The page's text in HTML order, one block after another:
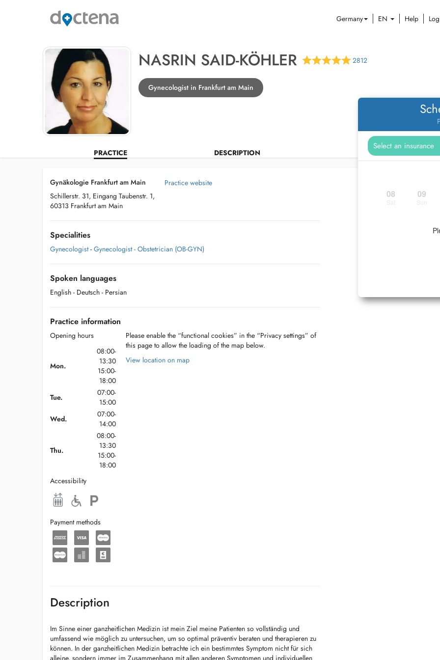
Germany EN Help
NASRIN SAID-KÖHLER 2812
Gynecologist in Frankfurt am Main
PRACTICE DESCRIPTION
08 09
Gynäkologie Frankfurt am Main
Schillerstr. 31, Eingang Taubenstr. 1,
60313 Frankfurt am Main
Practice website
Specialities
Gynecologist - Gynecologist - Obstetrician (OB-GYN)
Spoken languages
English - Deutsch - Persian
Practice information
Opening hours
Mon.
08:00-
13:30
15:00-
18:00
Tue.
07:00-
15:00
Wed.
07:00-
14:00
Thu.
08:00-
13:30
15:00-
18:00
Accessibility
Payment methods
Please enable the “functional cookies” in the “Privacy settings” of
this page to allow the loading of the map below.
View location on map
Description
Im Sinne einer ganzheitlichen Medizin ist mein Ziel meine Patienten so vollständig und
umfassend wie möglich zu untersuchen, um so optimal präventiv beraten und therapieren zu
können. In der ganzheitlichen Medizin betrachte ich ein bestimmtes Symptom nicht für sich
alleine, sondern immer im Zusammenhang mit allen anderen Symptomen und individuellen